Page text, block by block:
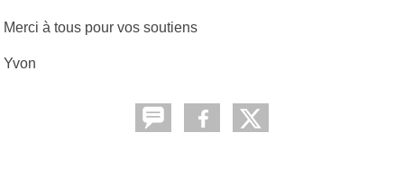
Merci à tous pour vos soutiens
Yvon